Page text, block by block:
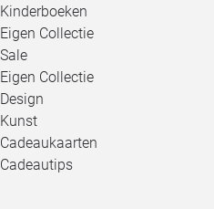
Kinderboeken
Eigen Collectie
Sale
Eigen Collectie
Design
Kunst
Cadeaukaarten
Cadeautips